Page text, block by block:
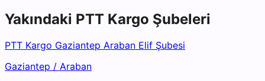
Yakındaki PTT Kargo Şubeleri
PTT Kargo Gaziantep Araban Elif Şubesi
Gaziantep / Araban